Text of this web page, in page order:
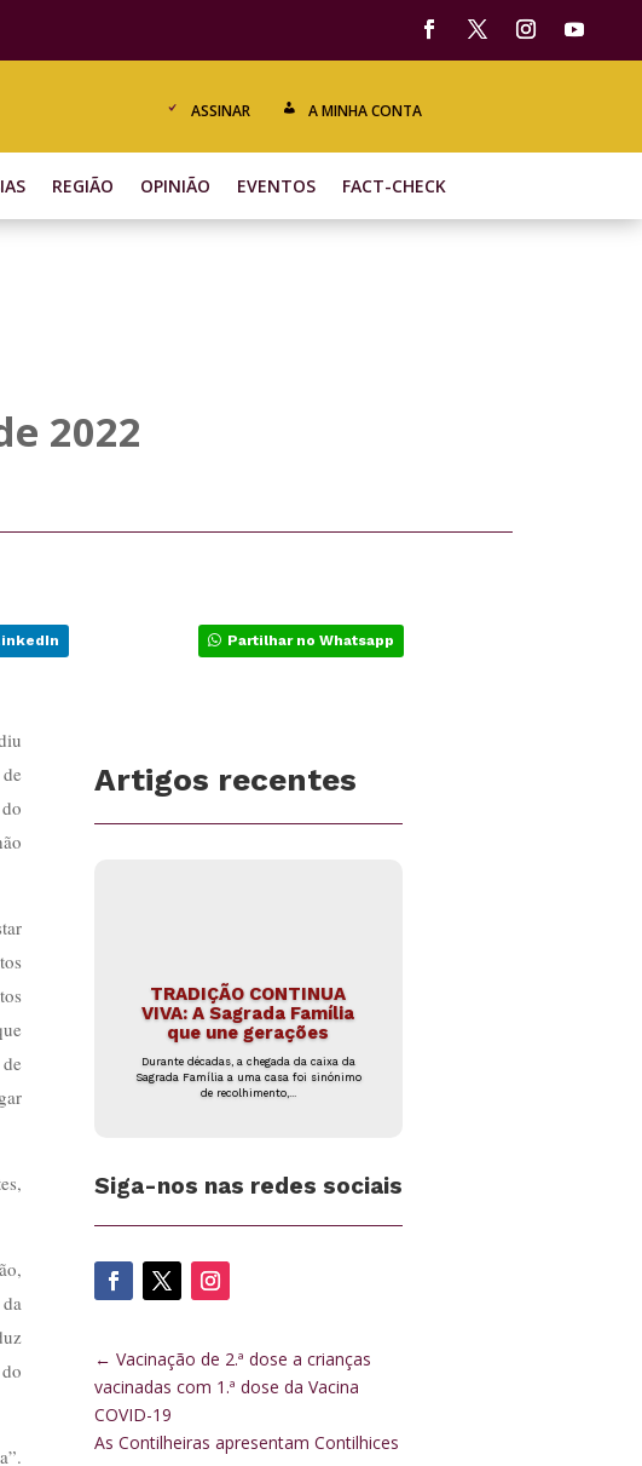
ASSINAR A MINHA CONTA
REGIÃO OPINIÃO EVENTOS FACT-CHECK
2022
Partilhar no Whatsapp
Artigos recentes
TRADIÇÃO CONTINUA
VIVA: A Sagrada Família
que une gerações
Durante décadas, a chegada da caixa da
Sagrada Família a uma casa foi sinónimo
de recolhimento,...
Siga-nos nas redes sociais
← Vacinação de 2.ª dose a crianças
vacinadas com 1.ª dose da Vacina
COVID-19
As Contilheiras apresentam Contilhices